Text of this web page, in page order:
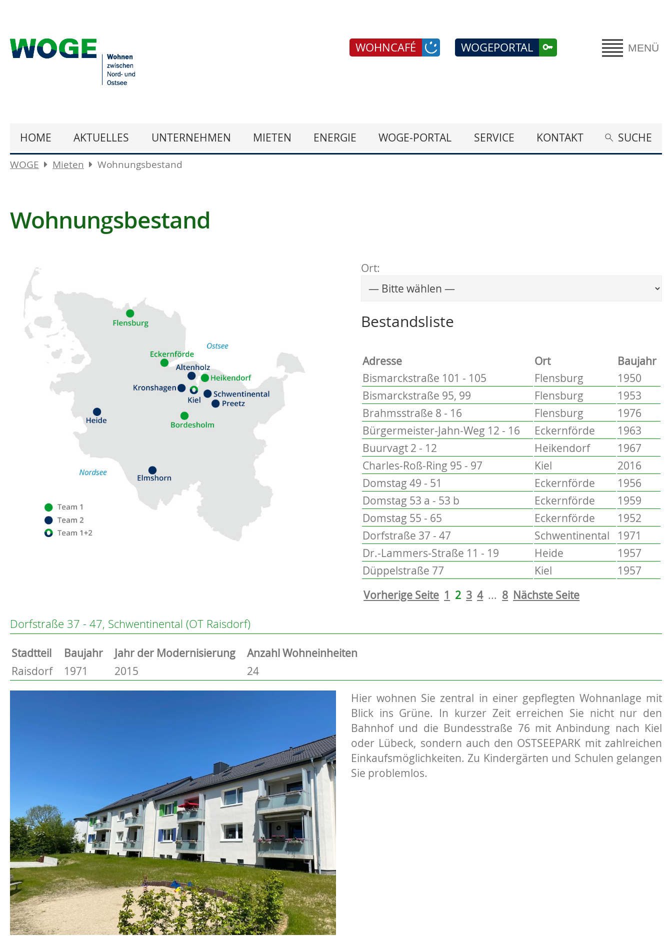
MENÜ
WOGEPORTAL
WOHNCAFÉ
HOME AKTUELLES UNTERNEHMEN MIETEN ENERGIE WOGE-PORTAL SERVICE KONTAKT SUCHE
WOGE Mieten Wohnungsbestand
Wohnungsbestand
Heikendorf
Kronshagen
Kiel
Schwentinental
Preetz
Ort:
Wählen Sie einen Ort, um zur entsprechenden Seite zu
Bestandsliste
Adresse Ort
Baujahr
Bismarckstraße 101 - 105
Flensburg
1950
Bismarckstraße 95, 99
Flensburg
1953
Brahmsstraße 8 - 16
Flensburg
1976
Bürgermeister-Jahn-Weg 12 - 16
Eckernförde
1963
Buurvagt 2 - 12
Heikendorf
1967
Charles-Roß-Ring 95 - 97
Kiel
2016
Domstag 49 - 51
Eckernförde
1956
Domstag 53 a - 53 b
Eckernförde
1959
Domstag 55 - 65
Eckernförde
1952
Dorfstraße 37 - 47
Schwentinental
1971
Dr.-Lammers-Straße 11 - 19
Heide
1957
Düppelstraße 77
Kiel
1957
Vorherige Seite 1 2 3 4 ... 8 Nächste Seite
Dorfstraße 37 - 47, Schwentinental (OT Raisdorf)
Stammdaten
Basisdaten zur Immobilie
Stadtteil Baujahr Jahr der Modernisierung
Anzahl Wohneinheiten
Raisdorf
1971 2015 24
Hier wohnen Sie zentral in einer gepflegten Wohnanlage mit
Blick ins Grüne. In kurzer Zeit erreichen Sie nicht nur den
Bahnhof und die Bundesstraße 76 mit Anbindung nach Kiel
oder Lübeck, sondern auch den OSTSEEPARK mit zahlreichen
Einkaufsmöglichkeiten. Zu Kindergärten und Schulen gelangen
Sie problemlos.